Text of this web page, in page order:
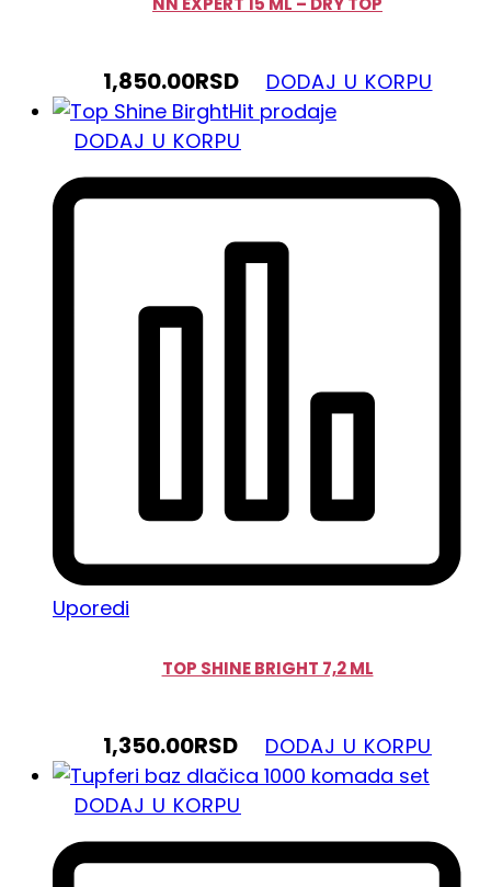
1,850.00RSD
DODAJ U KORPU
Hit prodaje
DODAJ U KORPU
Uporedi
TOP SHINE BRIGHT 7,2 ML
1,350.00RSD DODAJ U KORPU
DODAJ U KORPU